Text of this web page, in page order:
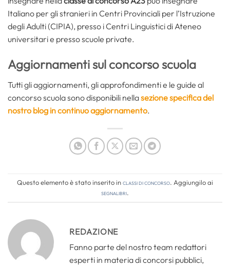
Italiano per gli stranieri in Centri Provinciali per l’Istruzione
degli Adulti (CIPIA), presso i Centri Linguistici di Ateneo
universitari e presso scuole private.
Aggiornamenti sul concorso scuola
Tutti gli aggiornamenti, gli approfondimenti e le guide al
concorso scuola sono disponibili nellasezione specifica del
nostro blog in continuo aggiornamento.
Questo elemento è stato inserito inClassi di concorso. Aggiungilo ai
segnalibri.
REDAZIONE
Fanno parte del nostro team redattori
esperti in materia di concorsi pubblici,